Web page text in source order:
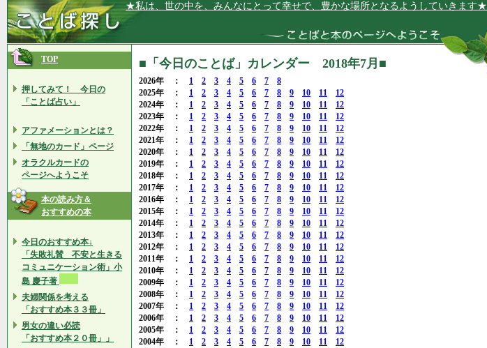
★私は、世の中を、みんなにとって幸せで、豊かな場所となるようしていきます★
TOP
押してみて！ 今日の
「ことば占い」
アファメーションとは？
「無地のカード」ページ
オラクルカードの
ページへようこそ
本の読み方＆
おすすめの本
今日のおすすめ本↓
「失敗礼賛 不安と生きる
コミュニケーション術」小
島 慶子著
夫婦関係を考える
「おすすめ本３３冊」
男女の違い必読
「おすすめ本２０冊」」
■「今日のことば」カレンダー 2018年7月■
2026年 ： 1 2 3 4 5 6 7
8
2025年 ： 1 2 3 4 5 6 7 8 9 10 11
12
2024年 ： 1 2 3 4 5 6 7 8 9 10 11
12
2023年 ： 1 2 3 4 5 6 7 8 9 10 11
12
2022年 ： 1 2 3 4 5 6 7 8 9 10 11
12
2021年 ： 1 2 3 4 5 6 7 8 9 10 11
12
2020年 ： 1 2 3 4 5 6 7 8 9 10 11
12
2019年 ： 1 2 3 4 5 6 7 8 9 10 11
12
2018年 ： 1 2 3 4 5 6 7 8 9 10 11
12
2017年 ： 1 2 3 4 5 6 7 8 9 10 11
12
2016年 ： 1 2 3 4 5 6 7 8 9 10 11
12
2015年 ： 1 2 3 4 5 6 7 8 9 10 11
12
2014年 ： 1 2 3 4 5 6 7 8 9 10 11
12
2013年 ： 1 2 3 4 5 6 7 8 9 10 11
12
2012年 ： 1 2 3 4 5 6 7 8 9 10 11
12
2011年 ： 1 2 3 4 5 6 7 8 9 10 11
12
2010年 ： 1 2 3 4 5 6 7 8 9 10 11
12
2009年 ： 1 2 3 4 5 6 7 8 9 10 11
12
2008年 ： 1 2 3 4 5 6 7 8 9 10 11
12
2007年 ： 1 2 3 4 5 6 7 8 9 10 11
12
2006年 ： 1 2 3 4 5 6 7 8 9 10 11
12
2005年 ： 1 2 3 4 5 6 7 8 9 10 11
12
2004年 ： 1 2 3 4 5 6 7 8 9 10 11
12